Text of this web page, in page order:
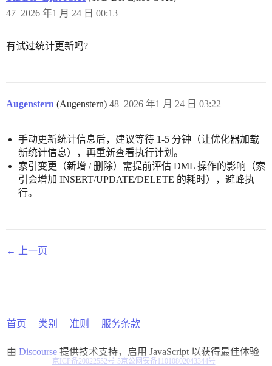
2026 年1 月 24 日 00:13
47
有试过统计更新吗?
Augenstern (Augenstern) 2026 年1 月 24 日 03:22
48
手动更新统计信息后，建议等待 1-5 分钟（让优化器加载
新统计信息），再重新查看执行计划。
索引变更（新增 / 删除）需提前评估 DML 操作的影响（索
引会增加 INSERT/UPDATE/DELETE 的耗时），避峰执
行。
← 上一页
首页 类别 准则 服务条款
由 Discourse提供技术支持，启用 JavaScript 以获得最佳体验
京ICP备20022552号-5京公网安备11010802043344号